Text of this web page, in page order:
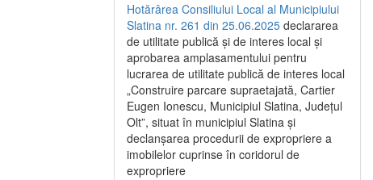
Hotărârea Consiliului Local al Municipiului
Slatina nr. 261 din 25.06.2025 declararea
de utilitate publică și de interes local și
aprobarea amplasamentului pentru
lucrarea de utilitate publică de interes local
„Construire parcare supraetajată, Cartier
Eugen Ionescu, Municipiul Slatina, Județul
Olt”, situat în municipiul Slatina și
declanșarea procedurii de expropriere a
imobilelor cuprinse în coridorul de
expropriere